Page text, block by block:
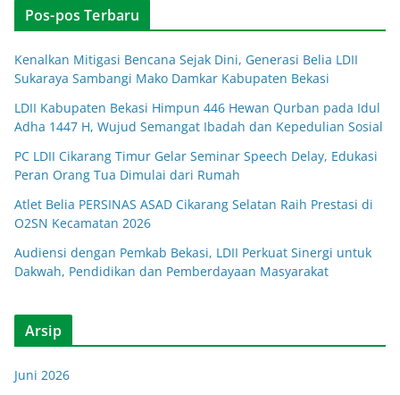
Pos-pos Terbaru
Kenalkan Mitigasi Bencana Sejak Dini, Generasi Belia LDII
Sukaraya Sambangi Mako Damkar Kabupaten Bekasi
LDII Kabupaten Bekasi Himpun 446 Hewan Qurban pada Idul
Adha 1447 H, Wujud Semangat Ibadah dan Kepedulian Sosial
PC LDII Cikarang Timur Gelar Seminar Speech Delay, Edukasi
Peran Orang Tua Dimulai dari Rumah
Atlet Belia PERSINAS ASAD Cikarang Selatan Raih Prestasi di
O2SN Kecamatan 2026
Audiensi dengan Pemkab Bekasi, LDII Perkuat Sinergi untuk
Dakwah, Pendidikan dan Pemberdayaan Masyarakat
Arsip
Juni 2026